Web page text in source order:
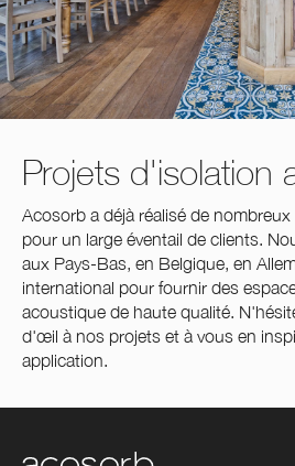
Projets d'isolation
Acosorb a déjà réalisé de
pour un large éventail de clients.
aux Pays-Bas, en Belgique, en
international pour fournir des
acoustique de haute qualité.
d'œil à nos projets et à vous en
application.